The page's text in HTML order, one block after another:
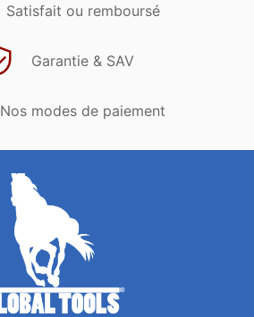
Satisfait ou remboursé
Garantie & SAV
Nos modes de paiement